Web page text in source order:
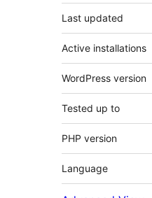
Last updated
Active installations
WordPress version
Tested up to
PHP version
Language